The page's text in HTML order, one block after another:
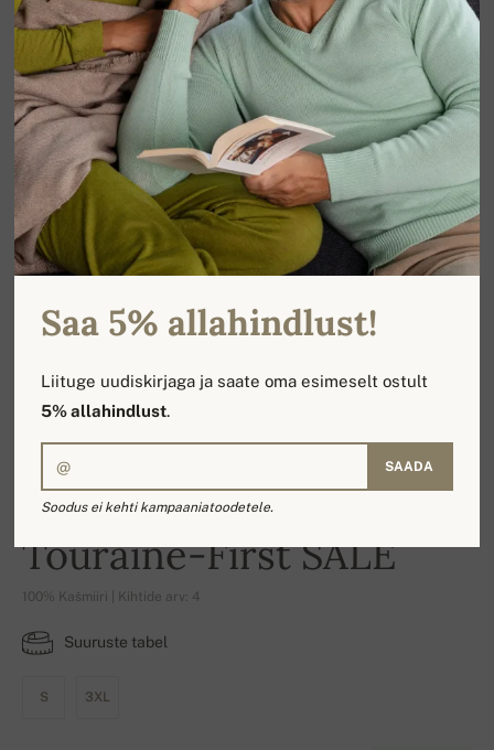
-15%
Touraine-First SALE
100% Kašmiiri | Kihtide arv: 4
Suuruste tabel
S 3XL
Saa 5% allahindlust!
Liituge uudiskirjaga ja saate oma esimeselt ostult
5% allahindlust.
SAADA
Soodus ei kehti kampaaniatoodetele.